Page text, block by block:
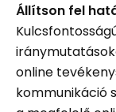
Állítson fel
online
kommunikáció